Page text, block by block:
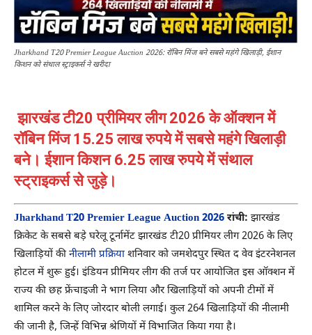
Jharkhand T20 Premier League Auction 2026: रॉबिन मिंज बने सबसे महंगे खिलाड़ी, ईशान
किशन को संथाल स्ट्राइकर्स ने खरीदा
झारखंड टी20 प्रीमियर लीग 2026 के ऑक्शन में
रॉबिन मिंज 15.25 लाख रुपये में सबसे महंगे खिलाड़ी
बने। ईशान किशन 6.25 लाख रुपये में संथाल
स्ट्राइकर्स से जुड़े।
Jharkhand T20 Premier League Auction 2026 रांची: झारखंड
क्रिकेट के सबसे बड़े घरेलू टूर्नामेंट झारखंड टी20 प्रीमियर लीग 2026 के लिए
खिलाड़ियों की नीलामी प्रक्रियाशनिवार को जमशेदपुर स्थित द वेव इंटरनेशनल
होटल में शुरू हुई। इंडियन प्रीमियर लीग की तर्ज पर आयोजित इस ऑक्शन में
राज्य की छह फ्रेंचाइजी ने भाग लिया और खिलाड़ियों को अपनी टीमों में
शामिल करने के लिए जोरदार बोली लगाई। कुल 264 खिलाड़ियों की नीलामी
की जानी है, जिन्हें विभिन्न श्रेणियों में विभाजित किया गया है।